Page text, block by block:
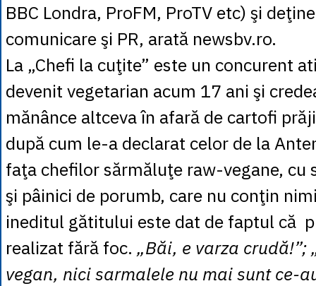
BBC Londra, ProFM, ProTV etc) şi
comunicare şi PR, arată newsbv.ro.
La „Chefi la cuţite” este un concurent
devenit vegetarian acum 17 ani şi
mănânce altceva în afară de cartofi
după cum le-a declarat celor de la
faţa chefilor sărmăluţe raw-vegane, cu
şi pâinici de porumb, care nu conţin
ineditul gătitului este dat de faptul că
realizat fără foc. „Băi, e varza crudă!”;
vegan, nici sarmalele nu mai sunt ce-